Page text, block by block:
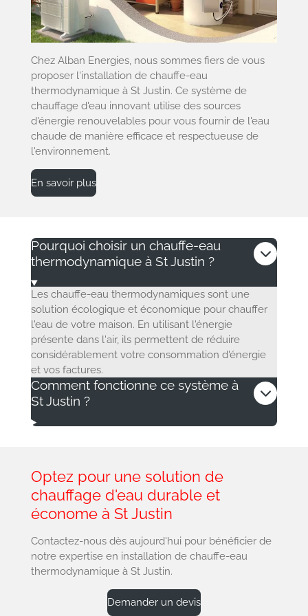
Chez Alban Energies, nous sommes fiers de vous
proposer l'installation de chauffe-eau
thermodynamique à St Justin. Ce système de
chauffage d'eau innovant utilise des sources
d'énergie renouvelables pour vous fournir de l'eau
chaude de manière efficace et respectueuse de
l'environnement.
En savoir plus
Pourquoi choisir un chauffe-eau
thermodynamique à St Justin ?
Les chauffe-eau thermodynamiques sont une
solution écologique et économique pour chauffer
l'eau de votre maison. En utilisant l'énergie
présente dans l'air, ils permettent de réduire
considérablement votre consommation d'énergie
et vos factures.
Comment fonctionne ce système à
St Justin ?
Optez pour une solution de
chauffage d'eau durable et
économe à St Justin
Contactez-nous dès aujourd'hui pour bénéficier de
notre expertise en installation de chauffe-eau
thermodynamique à St Justin.
Demander un devis